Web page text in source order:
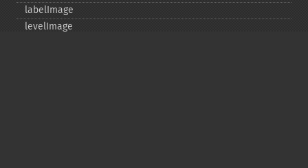
labelImage
levelImage